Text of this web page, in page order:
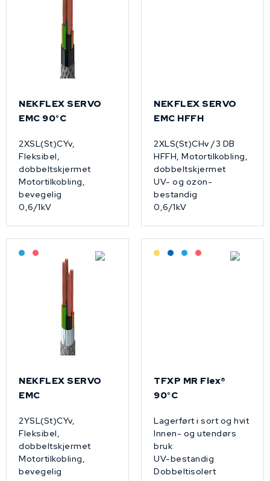
NEKFLEX SERVO
EMC 90°C
2XSL(St)CYv,
Fleksibel,
dobbeltskjermet
Motortilkobling,
bevegelig
0,6/1kV
NEKFLEX SERVO
EMC HFFH
2XLS(St)CHv /3 DB
HFFH, Motortilkobling,
dobbeltskjermet
UV- og ozon-
bestandig
0,6/1kV
Bestilling: 2-3 uker
På forespørsel
NEKFLEX SERVO
EMC
2YSL(St)CYv,
Fleksibel,
dobbeltskjermet
Motortilkobling,
bevegelig
Lagerført: Grossist
Lagerført: NEK Kabel
Bestilling: 2-3 uker
På forespørsel
TFXP MR Flex®
90°C
Lagerført i sort og hvit
Innen- og utendørs
bruk
UV-bestandig
Dobbeltisolert